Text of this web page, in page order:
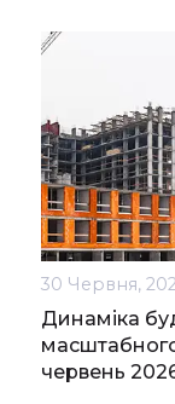
30 Червня,
Динаміка
червень